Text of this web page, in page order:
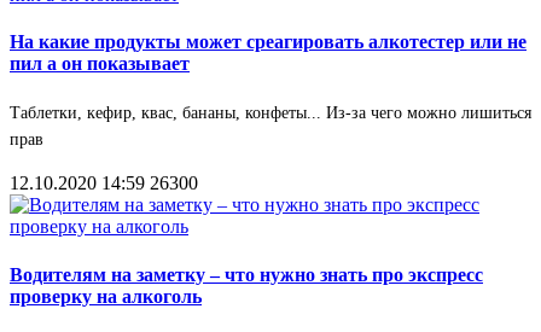
На какие продукты может среагировать алкотестер или не
пил а он показывает
Таблетки, кефир, квас, бананы, конфеты... Из-за чего можно лишиться
прав
12.10.2020 14:59 26300
Водителям на заметку – что нужно знать про экспресс
проверку на алкоголь